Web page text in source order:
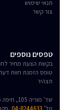
תנאי שימוש
צור קשר
טפסים נוספים
בקשת הצעת מחיר
טופס הזמנת חוות
תצהיר
שד' מוריה 105, חיפה 34616
טל' 04-8244633